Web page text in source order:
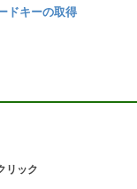
ドキーの取得
リック